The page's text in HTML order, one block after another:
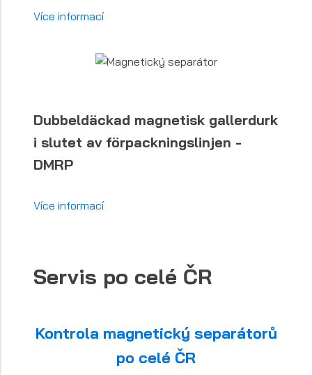
Více informací
Dubbeldäckad magnetisk gallerdurk
i slutet av förpackningslinjen -
DMRP
Více informací
Servis po celé ČR
Kontrola magnetický separátorů
po celé ČR